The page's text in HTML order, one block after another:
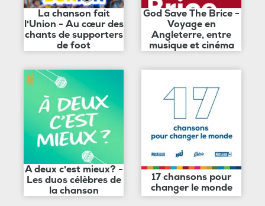
La chanson fait
l'Union - Au cœur des
chants de supporters
de foot
God Save The Brice -
Voyage en
Angleterre, entre
musique et cinéma
A deux c'est mieux? -
Les duos célèbres de
la chanson
17 chansons pour
changer le monde